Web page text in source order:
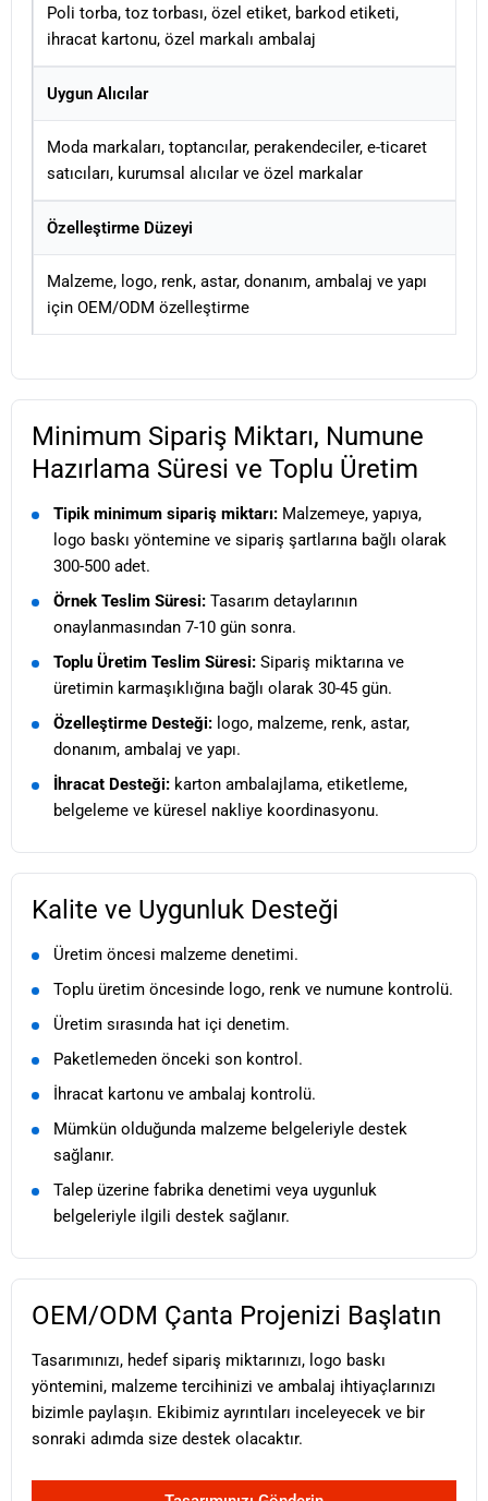
Poli torba, toz torbası, özel etiket, barkod etiketi,
ihracat kartonu, özel markalı ambalaj
Uygun Alıcılar
Moda markaları, toptancılar, perakendeciler, e-ticaret
satıcıları, kurumsal alıcılar ve özel markalar
Özelleştirme Düzeyi
Malzeme, logo, renk, astar, donanım, ambalaj ve yapı
için OEM/ODM özelleştirme
Minimum Sipariş Miktarı, Numune
Hazırlama Süresi ve Toplu Üretim
Tipik minimum sipariş miktarı: Malzemeye, yapıya,
logo baskı yöntemine ve sipariş şartlarına bağlı olarak
300-500 adet.
Örnek Teslim Süresi: Tasarım detaylarının
onaylanmasından 7-10 gün sonra.
Toplu Üretim Teslim Süresi: Sipariş miktarına ve
üretimin karmaşıklığına bağlı olarak 30-45 gün.
Özelleştirme Desteği: logo, malzeme, renk, astar,
donanım, ambalaj ve yapı.
İhracat Desteği: karton ambalajlama, etiketleme,
belgeleme ve küresel nakliye koordinasyonu.
Kalite ve Uygunluk Desteği
Üretim öncesi malzeme denetimi.
Toplu üretim öncesinde logo, renk ve numune kontrolü.
Üretim sırasında hat içi denetim.
Paketlemeden önceki son kontrol.
İhracat kartonu ve ambalaj kontrolü.
Mümkün olduğunda malzeme belgeleriyle destek
sağlanır.
Talep üzerine fabrika denetimi veya uygunluk
belgeleriyle ilgili destek sağlanır.
OEM/ODM Çanta Projenizi Başlatın
Tasarımınızı, hedef sipariş miktarınızı, logo baskı
yöntemini, malzeme tercihinizi ve ambalaj ihtiyaçlarınızı
bizimle paylaşın. Ekibimiz ayrıntıları inceleyecek ve bir
sonraki adımda size destek olacaktır.